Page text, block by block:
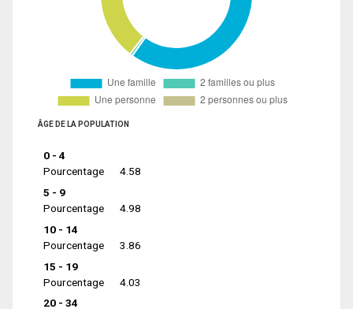
ÂGE DE LA POPULATION
0 - 4
Pourcentage
4.58
5 - 9
Pourcentage
4.98
10 - 14
Pourcentage
3.86
15 - 19
Pourcentage
4.03
20 - 34